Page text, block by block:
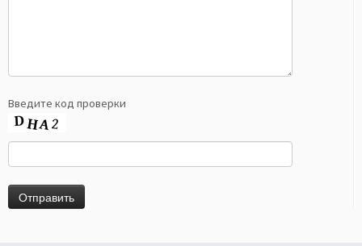
Введите код проверки